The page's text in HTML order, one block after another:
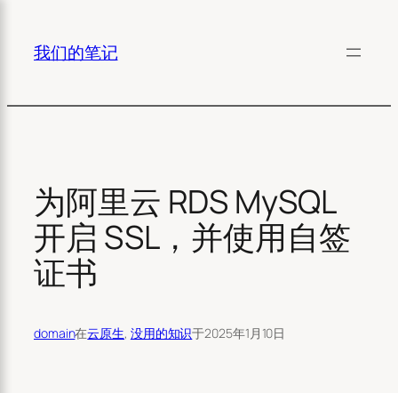
我们的笔记
为阿里云 RDS MySQL
开启 SSL，并使用自签
证书
domain在云原生, 没用的知识于2025年1月10日